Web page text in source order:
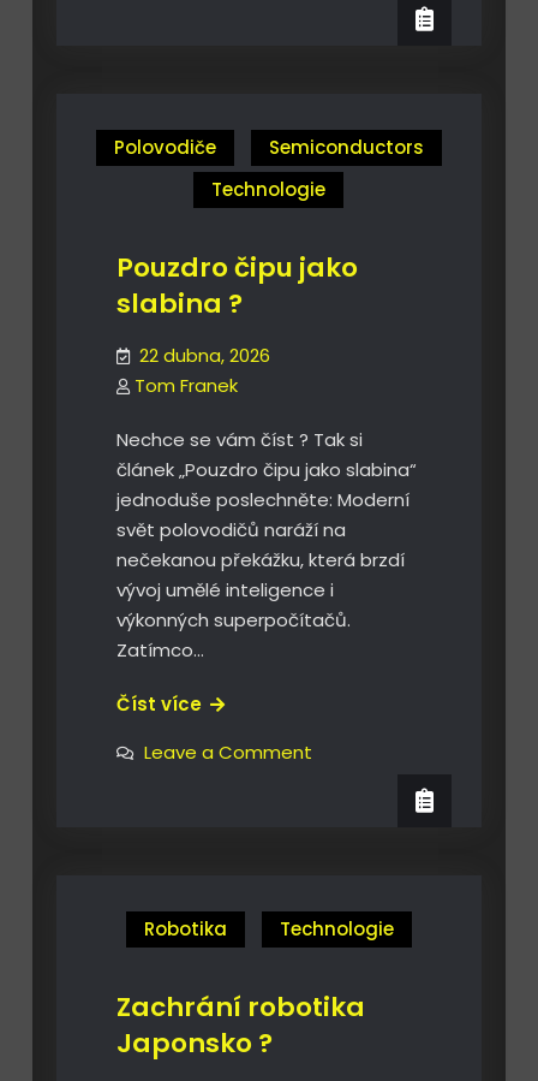
Polovodiče
Semiconductors
Technologie
Pouzdro čipu jako
slabina ?
22 dubna, 2026
Tom Franek
Nechce se vám číst ? Tak si
článek „Pouzdro čipu jako slabina“
jednoduše poslechněte: Moderní
svět polovodičů naráží na
nečekanou překážku, která brzdí
vývoj umělé inteligence i
výkonných superpočítačů.
Zatímco…
Číst vícePouzdro
jako
Leave a Commenton
Robotika Technologie
Zachrání robotika
Japonsko ?